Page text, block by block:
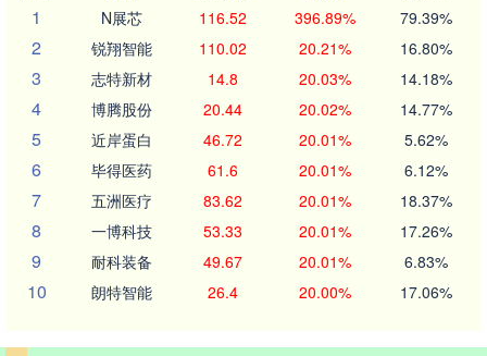
1
N展芯 116.52 396.89% 79.39%
2 锐翔智能 110.02 20.21% 16.80%
3 志特新材 14.8 20.03% 14.18%
4 博腾股份 20.44 20.02% 14.77%
5 近岸蛋白 46.72 20.01% 5.62%
6 毕得医药 61.6 20.01% 6.12%
7 五洲医疗 83.62 20.01% 18.37%
8 一博科技 53.33 20.01% 17.26%
9 耐科装备 49.67 20.01% 6.83%
10 朗特智能 26.4 20.00% 17.06%